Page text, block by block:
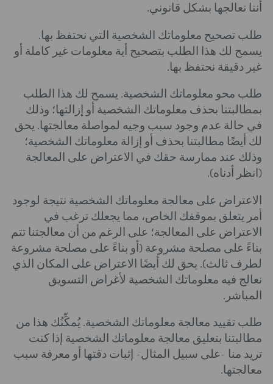
أننا نعالجها بشكل قانوني.
طلب تصحيح معلوماتك الشخصية التي نحتفظ بها.
يسمح لك هذا الطلب بتصحيح أية معلومات غير كاملة أو
غير دقيقة نحتفظ بها.
طلب محو معلوماتك الشخصية. يسمح لك هذا الطلب
بمطالبتنا بحذف معلوماتك الشخصية أو إزالتها؛ وذلك
في حالة عدم وجود سبب وجيه لمواصلة معالجتها. يحق
لك أيضًا مطالبتنا بحذف أو إزالة معلوماتك الشخصية؛
وذلك عند ممارسة حقك في الاعتراض على المعالجة
(انظر أدناه).
الاعتراض على معالجة معلوماتك الشخصية نتيجة لوجود
أمر يتعلق بموقفك الخاص، مما يجعلك ترغب في
الاعتراض على المعالجة؛ على الرغم من أن معالجتنا تتم
بناءً على مصلحة مشروعة (أو بناءً على مصلحة مشروعة
لطرف ثالث). يحق لك أيضًا الاعتراض على المكان الذي
نعالج فيه معلوماتك الشخصية لأغراض التسويق
المباشر.
طلب تقييد معالجة معلوماتك الشخصية. يُمكِّنُك هذا من
مطالبتنا بتعليق معالجة معلوماتك الشخصية إذا كنت
تريد منا -على سبيل المثال- إثبات دقتها أو معرفة سبب
معالجتها.